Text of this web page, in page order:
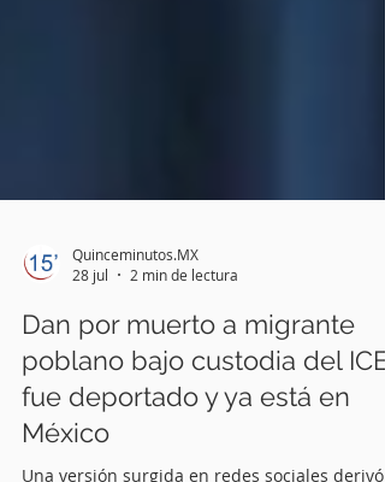
Quinceminutos.MX
28 jul
2 min de lectura
Dan por muerto a migrante
poblano bajo custodia del ICE;
fue deportado y ya está en